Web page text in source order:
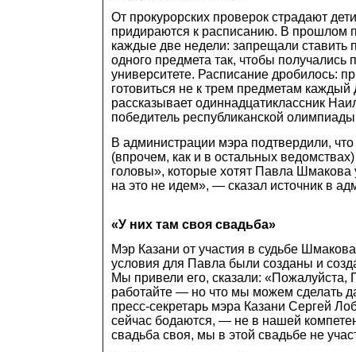
От прокурорских проверок страдают
придираются к расписанию. В прошлом
каждые две недели: запрещали ставить
одного предмета так, чтобы получались
университете. Расписание дробилось:
готовиться не к трем предметам
рассказывает одиннадцатиклассник
победитель республиканской
В администрации мэра подтвердили, что
(впрочем, как и в остальных ведомствах)
головы», которые хотят Павла
на это не идем», — сказал источник в
«У них там своя свадьба»
Мэр Казани от участия в судьбе
условия для Павла были созданы и
Мы привели его, сказали: «Пожалуйста,
работайте — но что мы можем сделать
пресс-секретарь мэра Казани Сергей
сейчас бодаются, — не в нашей
свадьба своя, мы в этой свадьбе не